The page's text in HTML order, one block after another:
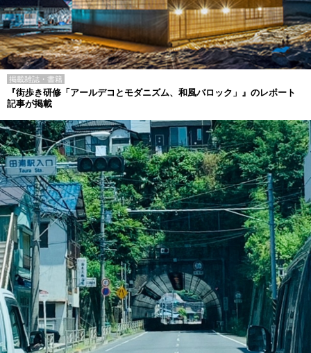
掲載雑誌・書籍
『街歩き研修「アールデコとモダニズム、和風バロック」』のレポート
記事が掲載